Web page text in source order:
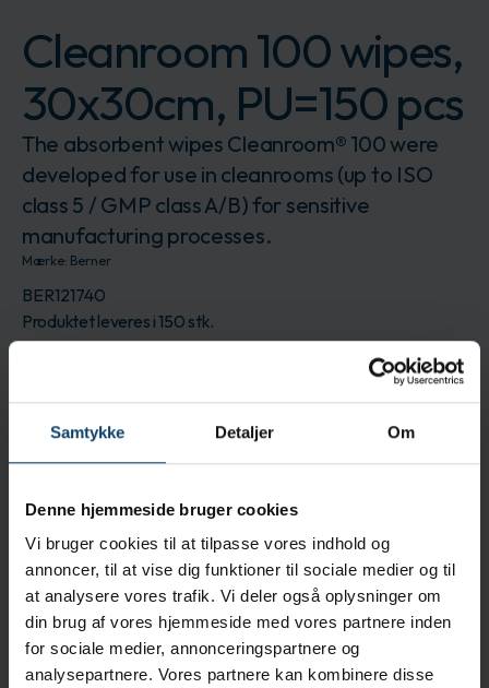
Samtykke Detaljer Om
Denne hjemmeside bruger cookies
Vi bruger cookies til at tilpasse vores indhold og
annoncer, til at vise dig funktioner til sociale medier og til
at analysere vores trafik. Vi deler også oplysninger om
din brug af vores hjemmeside med vores partnere inden
for sociale medier, annonceringspartnere og
analysepartnere. Vores partnere kan kombinere disse
Cleanroom 100 wipes,
30x30cm, PU=150 pcs
The absorbent wipes Cleanroom® 100 were
developed for use in cleanrooms (up to ISO
class 5 / GMP class A/B) for sensitive
manufacturing processes.
Mærke: Berner
BER121740
Produktet leveres i 150 stk.
Beskrivelse
Anvendelse
The wipes are each double-packed, making it
easier to get them into the cleanroom.
Egenskaber
Low particle count (suitable up to ISO class 5 / GMP